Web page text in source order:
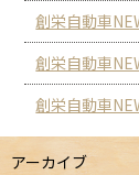
創栄自動車
創栄自動車
創栄自動車
アーカイブ